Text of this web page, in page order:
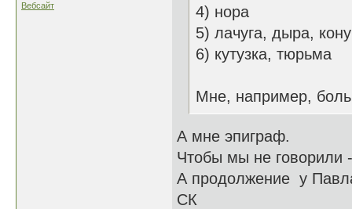
Вебсайт
4) нора
5) лачуга, дыра,
6) кутузка, тюрьма
Мне, например,
А мне эпиграф.
Чтобы мы не говорили
А продолжение у
СК